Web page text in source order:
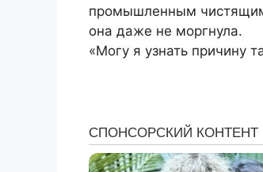
промышленным
она даже не моргнула.
«Могу я узнать причину